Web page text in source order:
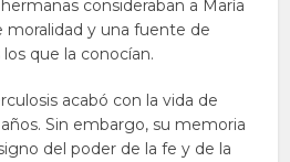
consideraban a María
moralidad y una fuente de
que la conocían.
acabó con la vida de
años. Sin embargo, su memoria
del poder de la fe y de la